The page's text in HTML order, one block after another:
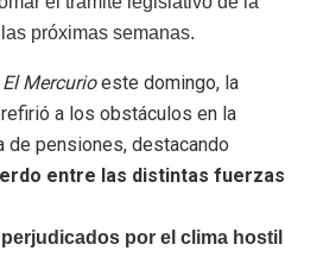
próximas semanas.
El Mercurioeste domingo, la
a los obstáculos en la
de pensiones, destacando
entre las distintas fuerzas
por el clima hostil